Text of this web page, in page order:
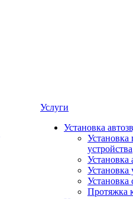
Услуги
Установка
Установка
устройства
Установка
Установка
Установка
Протяжка